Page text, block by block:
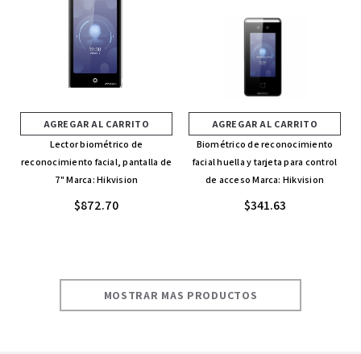
AGREGAR AL CARRITO
Lector biométrico de
reconocimiento facial, pantalla de
7" Marca: Hikvision
$872.70
AGREGAR AL CARRITO
Biométrico de reconocimiento
facial huella y tarjeta para control
de acceso Marca: Hikvision
$341.63
MOSTRAR MAS PRODUCTOS